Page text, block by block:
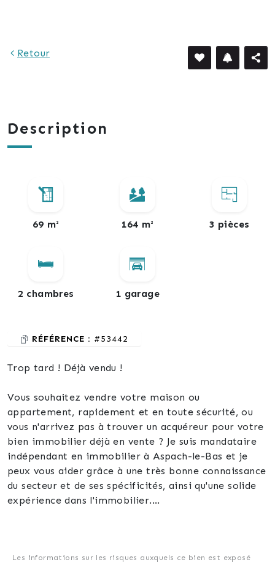
Retour
Description
69 m² 164 m² 3 pièces
2 chambres 1 garage
RÉFÉRENCE : #53442
Trop tard ! Déjà vendu !
Vous souhaitez vendre votre maison ou
appartement, rapidement et en toute sécurité, ou
vous n'arrivez pas à trouver un acquéreur pour votre
bien immobilier déjà en vente ? Je suis mandataire
indépendant en immobilier à Aspach-le-Bas et je
peux vous aider grâce à une très bonne connaissance
du secteur et de ses spécificités, ainsi qu'une solide
expérience dans l'immobilier.
Je suis à l'écoute de vos besoins et je m'engage à
Les informations sur les risques auxquels ce bien est exposé